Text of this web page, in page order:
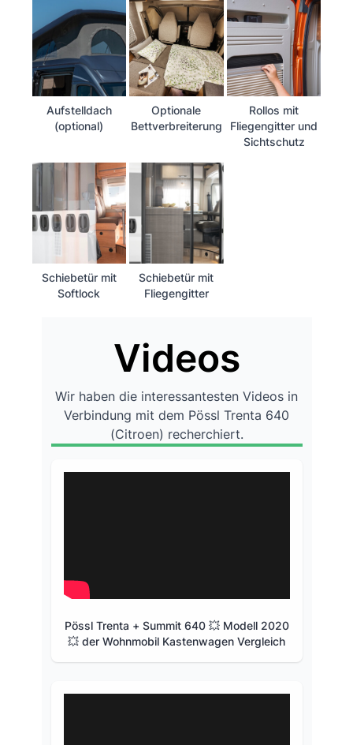
Aufstelldach
(optional)
Optionale
Bettverbreiterung
Rollos mit
Fliegengitter und
Sichtschutz
Schiebetür mit
Softlock
Schiebetür mit
Fliegengitter
Videos
Wir haben die interessantesten Videos in
Verbindung mit dem Pössl Trenta 640
(Citroen) recherchiert.
Pössl Trenta + Summit 640 💥 Modell 2020
💥 der Wohnmobil Kastenwagen Vergleich